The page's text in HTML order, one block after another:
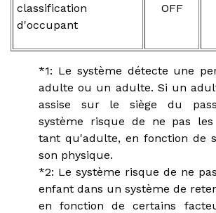
classification
d'occupant
OFF
*1: Le système détecte une
adulte ou un adulte. Si un
assise sur le siège du
système risque de ne pas
tant qu'adulte, en fonction de
son physique.
*2: Le système risque de ne
enfant dans un système de
en fonction de certains